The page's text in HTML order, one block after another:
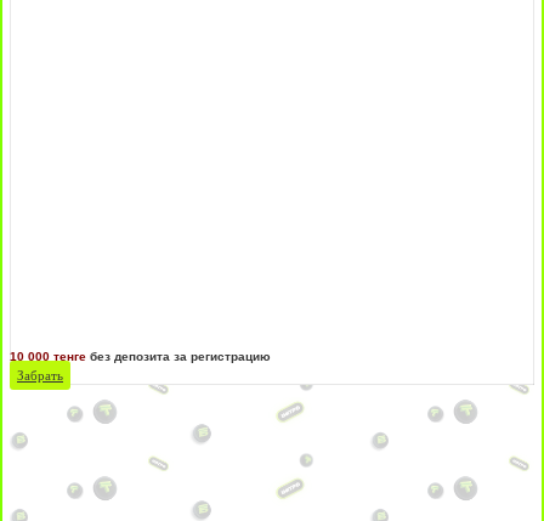
10 000 тенге без депозита за регистрацию
Забрать